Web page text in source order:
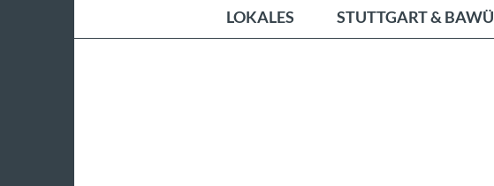
LOKALES STUTTGART & BAWÜ